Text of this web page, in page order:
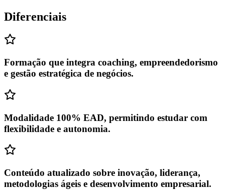
Diferenciais
Formação que integra coaching, empreendedorismo
e gestão estratégica de negócios.
Modalidade 100% EAD, permitindo estudar com
flexibilidade e autonomia.
Conteúdo atualizado sobre inovação, liderança,
metodologias ágeis e desenvolvimento empresarial.